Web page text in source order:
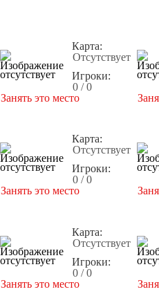
Карта:
Отсутствует
Игроки:
0 / 0
Занять это место
Карта:
Отсутствует
Игроки:
0 / 0
Занять это место
Карта:
Отсутствует
Игроки:
0 / 0
Занять это место